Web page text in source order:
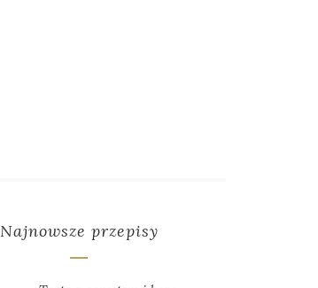
Najnowsze przepisy